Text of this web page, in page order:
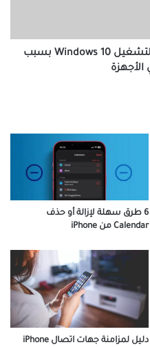
إصلاح: مشكلة تجمد أو إعادة التشغيل Windows 10 بسبب
6 طرق سهلة لإزالة أو حذف
Calendar من iPhone
دليل لمزامنة جهات اتصال iPhone